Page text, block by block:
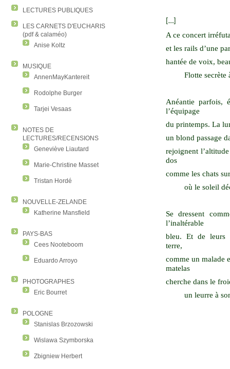
LECTURES PUBLIQUES
LES CARNETS D'EUCHARIS
(pdf & calaméo)
Anise Koltz
MUSIQUE
AnnenMayKantereit
Rodolphe Burger
Tarjei Vesaas
NOTES DE
LECTURES/RECENSIONS
Geneviève Liautard
Marie-Christine Masset
Tristan Hordé
NOUVELLE-ZELANDE
Katherine Mansfield
PAYS-BAS
Cees Nooteboom
Eduardo Arroyo
PHOTOGRAPHES
Eric Bourret
POLOGNE
Stanislas Brzozowski
Wislawa Szymborska
Zbigniew Herbert
[…]
A ce concert
et les rails d’une
hantée de voix,
Flotte secrète
Anéantie parfois,
l’équipage
du printemps. La
un blond passage
rejoignent
dos
comme les chats
où le soleil
Se dressent
l’inaltérable
bleu. Et de leurs
terre,
comme un malade
matelas
cherche dans le
un leurre à